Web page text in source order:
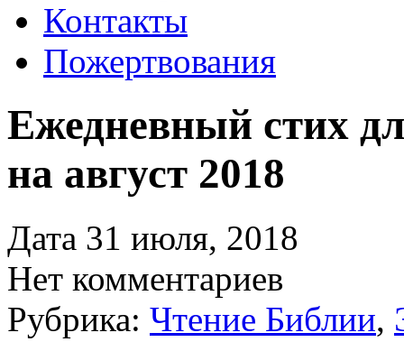
Контакты
Пожертвования
Ежедневный стих
на август 2018
Дата 31 июля, 2018
Нет комментариев
Рубрика: Чтение Библии,